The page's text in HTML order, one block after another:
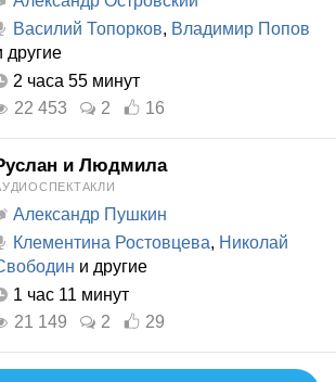
Василий Топорков, Владимир Попов
другие
2 часа 55 минут
22 453
2 16
и Людмила
Александр Пушкин
Клементина Ростовцева, Николай
и другие
1 час 11 минут
21 149
2 29